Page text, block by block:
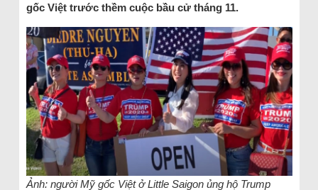
gốc Việt trước thềm cuộc bầu cử tháng 11.
Ảnh: người Mỹ gốc Việt ở Little Saigon ủng hộ Trump